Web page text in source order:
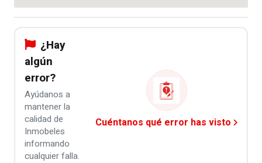
¿Hay
algún
error?
Ayúdanos a
mantener la
calidad de
Inmobeles
informando
cualquier falla.
Cuéntanos qué error has visto